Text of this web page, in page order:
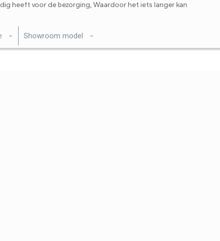
heeft voor de bezorging, Waardoor het iets langer kan
Showroom model